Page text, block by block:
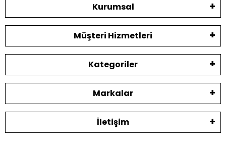
Kurumsal
Müşteri Hizmetleri
Kategoriler
Markalar
İletişim